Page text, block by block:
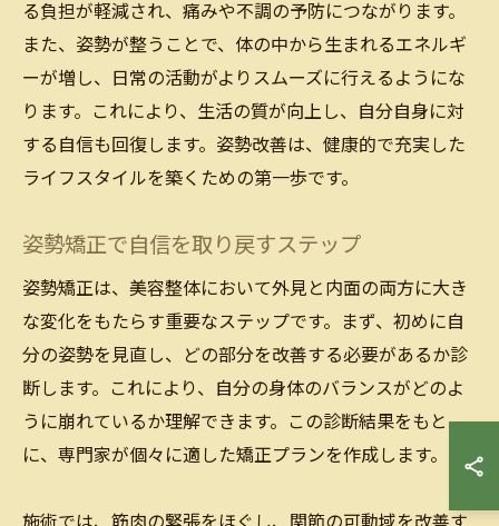
る負担が軽減され、痛みや不調の予防につながります。
また、姿勢が整うことで、体の中から生まれるエネルギ
ーが増し、日常の活動がよりスムーズに行えるようにな
ります。これにより、生活の質が向上し、自分自身に対
する自信も回復します。姿勢改善は、健康的で充実した
ライフスタイルを築くための第一歩です。
姿勢矯正で自信を取り戻すステップ
姿勢矯正は、美容整体において外見と内面の両方に大き
な変化をもたらす重要なステップです。まず、初めに自
分の姿勢を見直し、どの部分を改善する必要があるか診
断します。これにより、自分の身体のバランスがどのよ
うに崩れているか理解できます。この診断結果をもと
に、専門家が個々に適した矯正プランを作成します。